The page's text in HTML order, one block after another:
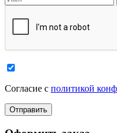
Cогласие с политикой